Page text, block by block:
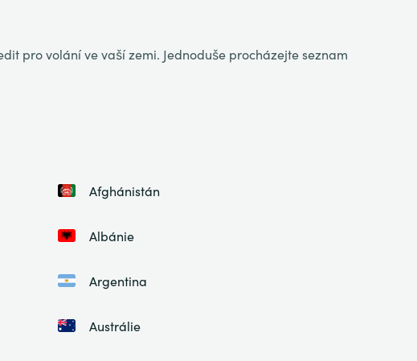
pro volání ve vaší zemi. Jednoduše procházejte seznam
Afghánistán
Albánie
Argentina
Austrálie